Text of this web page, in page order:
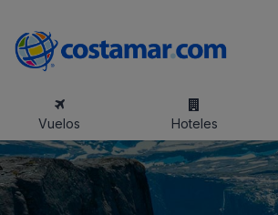
Vuelos Hoteles